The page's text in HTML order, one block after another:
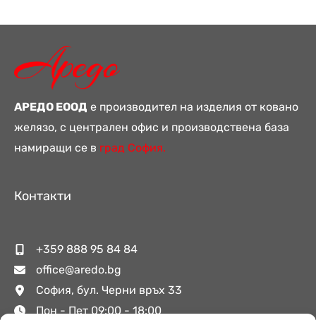
АРЕДО ЕООД е производител на изделия от ковано
желязо, с централен офис и производствена база
намиращи се в град София.
Контакти
+359 888 95 84 84
office@aredo.bg
София, бул. Черни връх 33
Пон - Пет 09:00 - 18:00